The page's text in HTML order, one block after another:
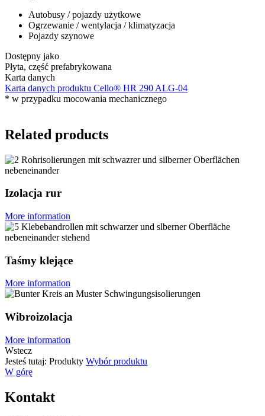
Autobusy / pojazdy użytkowe
Ogrzewanie / wentylacja / klimatyzacja
Pojazdy szynowe
Dostępny jako
Płyta, część prefabrykowana
Karta danych
Karta danych produktu Cello® HR 290 ALG-04
* w przypadku mocowania mechanicznego
Related products
Izolacja rur
More information
Taśmy klejące
More information
Wibroizolacja
More information
Wstecz
Jesteś tutaj: Produkty Wybór produktu
W górę
Kontakt